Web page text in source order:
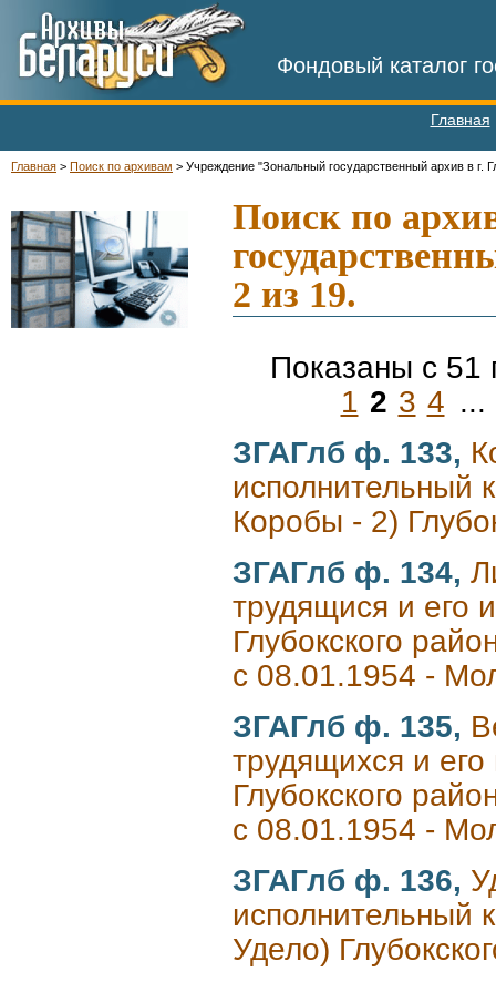
Фондовый каталог
Главная
Главная > Поиск по архивам > Учреждение "Зональный государственный архив в г.
Поиск по
2 из 19.
Показаны с 51
1 2 3 4 ...
ЗГАГлб ф. 133,
исполнительный
Коробы - 2)
ЗГАГлб ф. 134,
трудящися и его
Глубокского
с 08.01.1954 -
ЗГАГлб ф. 135,
трудящихся и
Глубокского
с 08.01.1954 -
ЗГАГлб ф. 136,
исполнительный
Удело)